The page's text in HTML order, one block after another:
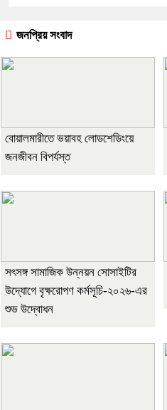
জনপ্রিয় সংবাদ
বোয়ালমারীতে ভয়াবহ লোডশেডিংয়ে
জনজীবন বিপর্যস্ত
সৎসঙ্গ সামাজিক উন্নয়ন সোসাইটির
উদ্যোগে বৃক্ষরোপণ কর্মসূচি-২০২৬-এর
শুভ উদ্বোধন